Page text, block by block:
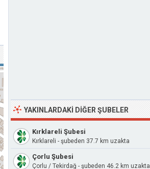
YAKINLARDAKI DIĞER ŞUBELER
Kırklareli Şubesi
Kırklareli - şubeden 37.7 km uzakta
Çorlu Şubesi
Çorlu / Tekirdağ - şubeden 46.2 km uzakta